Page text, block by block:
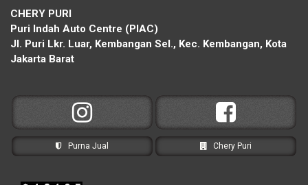
CHERY PURI
Puri Indah Auto Centre (PIAC)
Jl. Puri Lkr. Luar, Kembangan Sel., Kec. Kembangan, Kota
Jakarta Barat
Purna Jual Chery Puri